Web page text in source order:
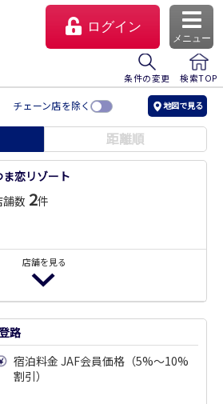
ログイン
メニュー
条件の変更 検索TOP
チェーン店を除く 地図で見る
距離順
ま恋リゾート
舗数 2件
店舗を見る
郷
宿泊料金 JAF会員価格（5%〜10%
割引）
路
宿泊料金 JAF会員価格（5%〜10%
割引）